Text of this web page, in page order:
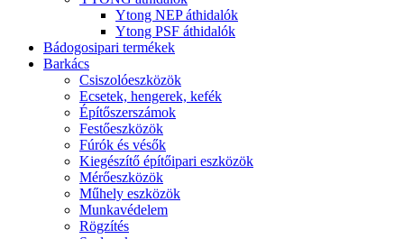
Ytong NEP áthidalók
Ytong PSF áthidalók
Bádogosipari termékek
Barkács
Csiszolóeszközök
Ecsetek, hengerek, kefék
Építőszerszámok
Festőeszközök
Fúrók és vésők
Kiegészítő építőipari eszközök
Mérőeszközök
Műhely eszközök
Munkavédelem
Rögzítés